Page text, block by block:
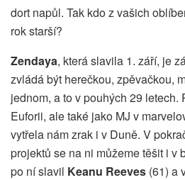
dort napůl. Tak kdo z vašich
rok starší?
Zendaya, která slavila 1. září, je
zvládá být herečkou, zpěvačkou,
jednom, a to v pouhých 29 letech.
Euforii, ale také jako MJ v
vytřela nám zrak i v Duně. V
projektů se na ni můžeme těšit i v
po ní slavil Keanu Reeves (61) a